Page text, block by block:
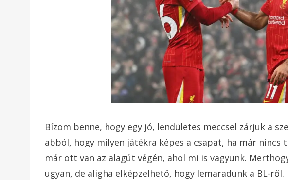
Bízom benne, hogy egy jó, lendületes meccsel zárjuk a
abból, hogy milyen játékra képes a csapat, ha már nincs
már ott van az alagút végén, ahol mi is vagyunk.
ugyan, de aligha elképzelhető, hogy lemaradunk a BL-ről.